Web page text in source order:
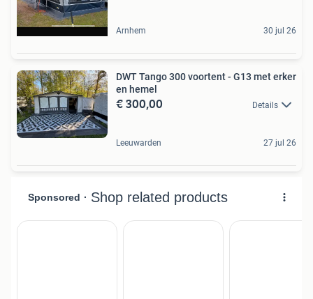
Arnhem 30 jul 26
DWT Tango 300 voortent - G13 met erker
en hemel
€ 300,00 Details
Leeuwarden 27 jul 26